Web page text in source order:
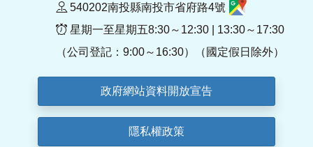
540202南投縣南投市省府路4號
星期一至星期五8:30～12:30 | 13:30～17:30
（公司登記：9:00～16:30）（國定假日除外）
政府網站資料開放宣告
隱私權政策